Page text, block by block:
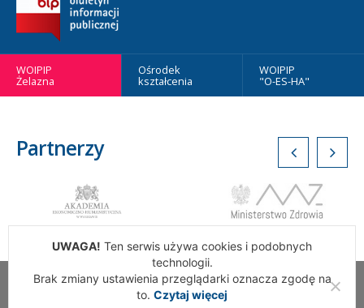
WOIPIP
Żelazna
Ośrodek
kształcenia
WOIPIP
"O-ES-HA"
Partnerzy
Wszelkie Prawa Zastrzeżone. Warszawska Okręgowa Izba
Pielęgniarek i Położnych
UWAGA! Ten serwis używa cookies i podobnych
technologii.
Brak zmiany ustawienia przeglądarki oznacza zgodę na
to. Czytaj więcej